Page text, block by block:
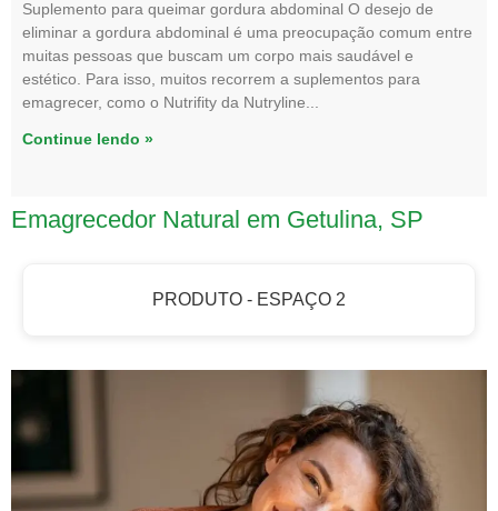
Suplemento para queimar gordura abdominal O desejo de
eliminar a gordura abdominal é uma preocupação comum entre
muitas pessoas que buscam um corpo mais saudável e
estético. Para isso, muitos recorrem a suplementos para
emagrecer, como o Nutrifity da Nutryline
Continue lendo »
Emagrecedor Natural em Getulina, SP
PRODUTO - ESPAÇO 2